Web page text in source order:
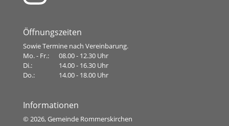
Öffnungszeiten
Sowie Termine nach Vereinbarung.
Mo. - Fr.:
08.00 - 12.30 Uhr
Di.:
14.00 - 16.30 Uhr
Do.:
14.00 - 18.00 Uhr
Informationen
© 2026, Gemeinde Rommerskirchen